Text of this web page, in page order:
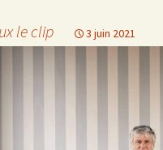
le clip 3 juin 2021